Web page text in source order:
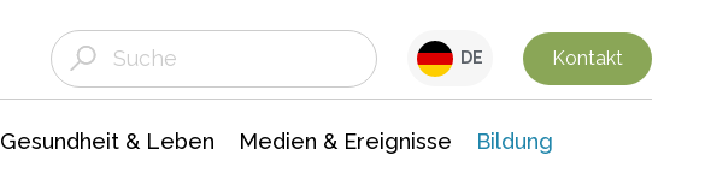
DE Kontakt
Gesundheit & Leben Medien & Ereignisse Bildung